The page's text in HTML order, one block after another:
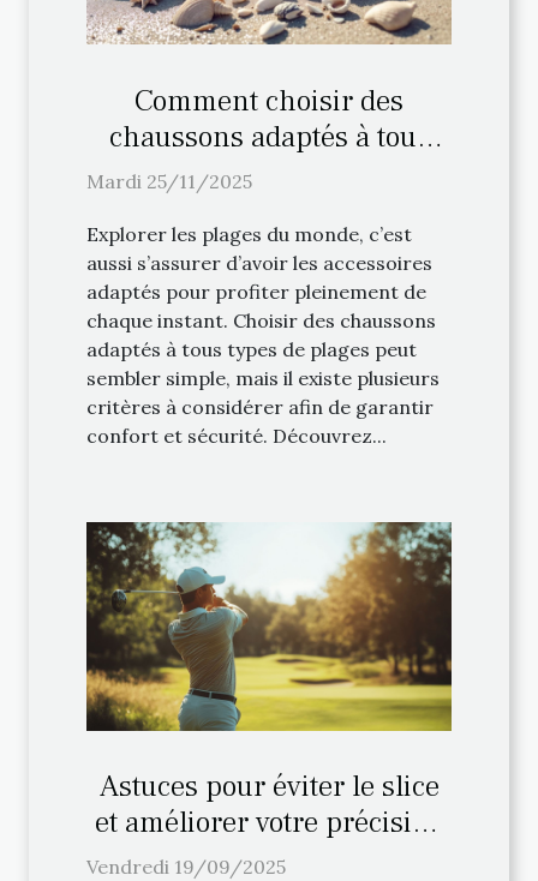
Comment choisir des
chaussons adaptés à tous
types de plages ?
Mardi 25/11/2025
Explorer les plages du monde, c’est
aussi s’assurer d’avoir les accessoires
adaptés pour profiter pleinement de
chaque instant. Choisir des chaussons
adaptés à tous types de plages peut
sembler simple, mais il existe plusieurs
critères à considérer afin de garantir
confort et sécurité. Découvrez...
Astuces pour éviter le slice
et améliorer votre précision
au drive
Vendredi 19/09/2025